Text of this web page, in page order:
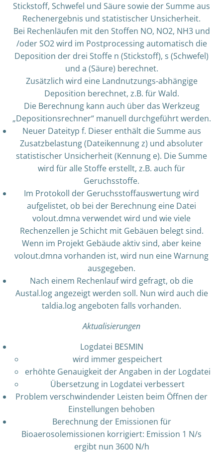
Stickstoff, Schwefel und Säure sowie der Summe aus
Rechenergebnis und statistischer Unsicherheit.
Bei Rechenläufen mit den Stoffen NO, NO2, NH3 und
/oder SO2 wird im Postprocessing automatisch die
Deposition der drei Stoffe n (Stickstoff), s (Schwefel)
und a (Säure) berechnet.
Zusätzlich wird eine Landnutzungs-abhängige
Deposition berechnet, z.B. für Wald.
Die Berechnung kann auch über das Werkzeug
„Depositionsrechner“ manuell durchgeführt werden.
Neuer Dateityp f. Dieser enthält die Summe aus
Zusatzbelastung (Dateikennung z) und absoluter
statistischer Unsicherheit (Kennung e). Die Summe
wird für alle Stoffe erstellt, z.B. auch für
Geruchsstoffe.
Im Protokoll der Geruchsstoffauswertung wird
aufgelistet, ob bei der Berechnung eine Datei
volout.dmna verwendet wird und wie viele
Rechenzellen je Schicht mit Gebäuen belegt sind.
Wenn im Projekt Gebäude aktiv sind, aber keine
volout.dmna vorhanden ist, wird nun eine Warnung
ausgegeben.
Nach einem Rechenlauf wird gefragt, ob die
Austal.log angezeigt werden soll. Nun wird auch die
taldia.log angeboten falls vorhanden.
Aktualisierungen
Logdatei BESMIN
wird immer gespeichert
erhöhte Genauigkeit der Angaben in der Logdatei
Übersetzung in Logdatei verbessert
Problem verschwindender Leisten beim Öffnen der
Einstellungen behoben
Berechnung der Emissionen für
Bioaerosolemissionen korrigiert: Emission 1 N/s
ergibt nun 3600 N/h